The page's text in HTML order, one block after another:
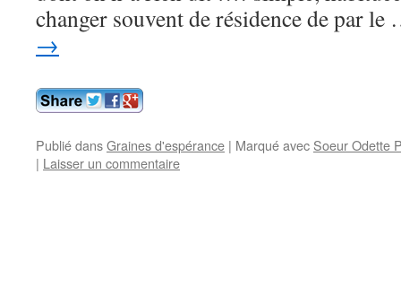
changer souvent de résidence de par
→
Publié dansGraines d'espérance | Marqué avec Soeur Odette
| Laisser un commentaire